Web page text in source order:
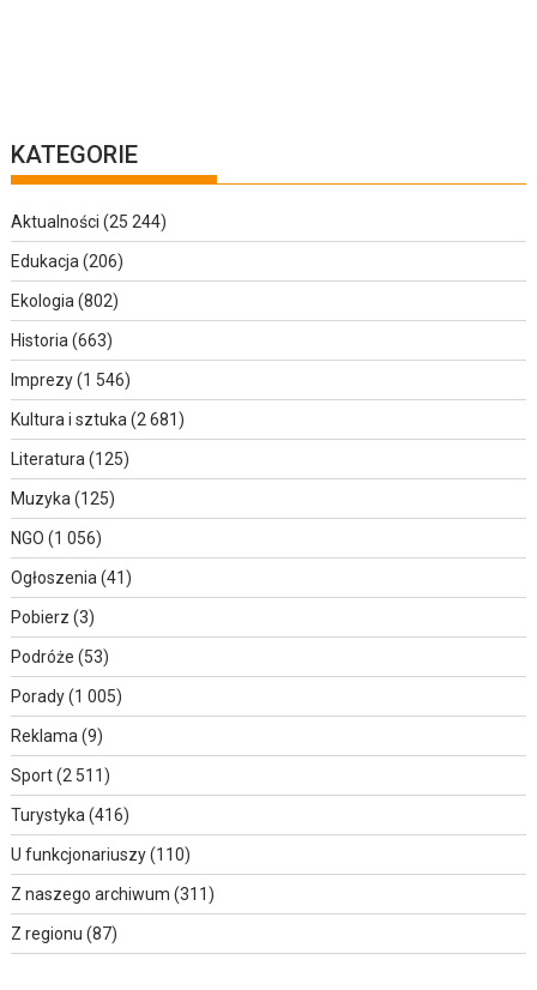
KATEGORIE
Aktualności (25 244)
Edukacja(206)
Ekologia(802)
Historia(663)
Imprezy(1 546)
Kultura i sztuka(2 681)
Literatura(125)
Muzyka(125)
NGO (1 056)
Ogłoszenia(41)
Pobierz (3)
Podróże (53)
Porady(1 005)
Reklama(9)
Sport(2 511)
Turystyka(416)
U funkcjonariuszy(110)
Z naszego archiwum (311)
Z regionu (87)